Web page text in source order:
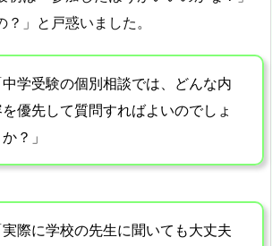
？」と戸惑いました。
中学受験の個別相談では、どんな内
優先して質問すればよいのでしょ
？」
実際に学校の先生に聞いても大丈夫